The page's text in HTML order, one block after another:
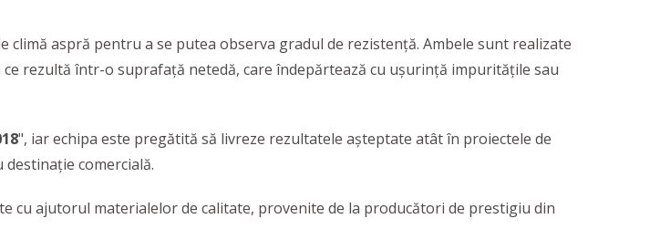
climă aspră pentru a se putea observa gradul de rezistență. Ambele sunt realizate
rezultă într-o suprafață netedă, care îndepărtează cu ușurință impuritățile sau
", iar echipa este pregătită să livreze rezultatele așteptate atât în proiectele de
comercială.
cu ajutorul materialelor de calitate, provenite de la producători de prestigiu din